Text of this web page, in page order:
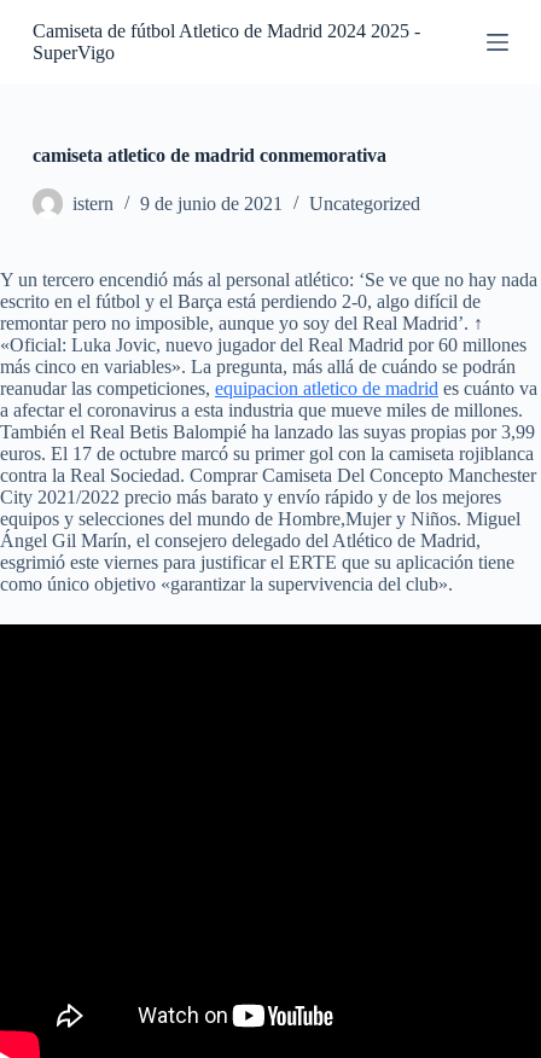
S
e
n
i
d
o
Camiseta de fútbol Atletico de Madrid 2024 2025 -
SuperVigo
camiseta atletico de madrid conmemorativa
istern 9 de junio de 2021 Uncategorized
Y un tercero encendió más al personal atlético: ‘Se ve que no hay nada
escrito en el fútbol y el Barça está perdiendo 2-0, algo difícil de
remontar pero no imposible, aunque yo soy del Real Madrid’. ↑
«Oficial: Luka Jovic, nuevo jugador del Real Madrid por 60 millones
más cinco en variables». La pregunta, más allá de cuándo se podrán
reanudar las competiciones, equipacion atletico de madrid es cuánto va
a afectar el coronavirus a esta industria que mueve miles de millones.
También el Real Betis Balompié ha lanzado las suyas propias por 3,99
euros. El 17 de octubre marcó su primer gol con la camiseta rojiblanca
contra la Real Sociedad. Comprar Camiseta Del Concepto Manchester
City 2021/2022 precio más barato y envío rápido y de los mejores
equipos y selecciones del mundo de Hombre,Mujer y Niños. Miguel
Ángel Gil Marín, el consejero delegado del Atlético de Madrid,
esgrimió este viernes para justificar el ERTE que su aplicación tiene
como único objetivo «garantizar la supervivencia del club».